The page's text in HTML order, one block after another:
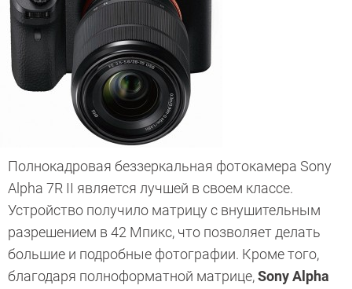
Полнокадровая беззеркальная фотокамера Sony
Alpha 7R II является лучшей в своем классе.
Устройство получило матрицу с внушительным
разрешением в 42 Мпикс, что позволяет делать
большие и подробные фотографии. Кроме того,
благодаря полноформатной матрице,Sony Alpha